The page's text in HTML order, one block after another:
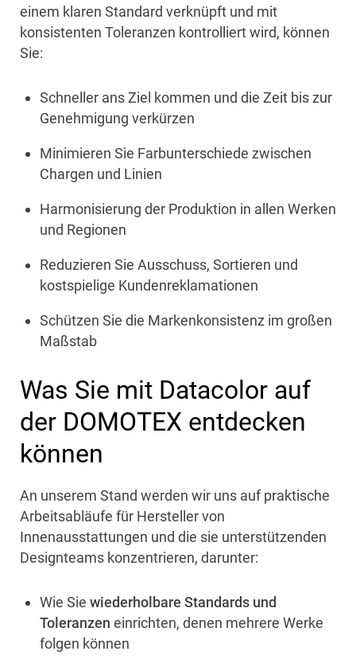
einem klaren Standard verknüpft und mit
konsistenten Toleranzen kontrolliert wird, können
Sie:
Schneller ans Ziel kommen und die Zeit bis zur
Genehmigung verkürzen
Minimieren Sie Farbunterschiede zwischen
Chargen und Linien
Harmonisierung der Produktion in allen Werken
und Regionen
Reduzieren Sie Ausschuss, Sortieren und
kostspielige Kundenreklamationen
Schützen Sie die Markenkonsistenz im großen
Maßstab
Was Sie mit Datacolor auf
der DOMOTEX entdecken
können
An unserem Stand werden wir uns auf praktische
Arbeitsabläufe für Hersteller von
Innenausstattungen und die sie unterstützenden
Designteams konzentrieren, darunter:
Wie Sie wiederholbare Standards und
Toleranzen einrichten, denen mehrere Werke
folgen können